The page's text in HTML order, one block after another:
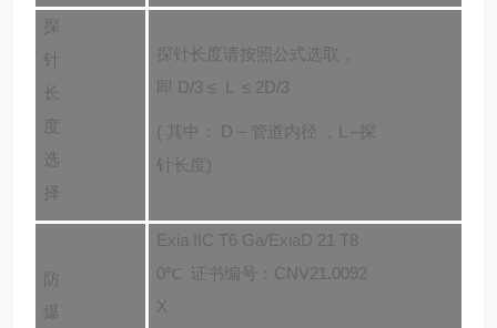
探
针
长
选
择
探针长度请按照公式选取，
即 D/3 ≤ L ≤ 2D/3
( 其中： D – 管道内径 ，L –探
针长度)
防
爆
Exia IIC T6 Ga/ExiaD 21 T8
0℃ 证书编号： CNV21.0092
X